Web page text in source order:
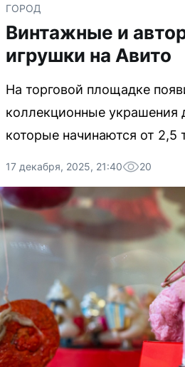
ГОРОД
Винтажные и
игрушки на Авито
На торговой площадке
коллекционные украшения
которые начинаются от 2,5
17 декабря, 2025, 21:40 20